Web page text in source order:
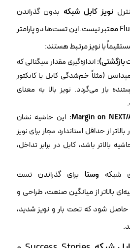
نویز کابل شبکه بدون گذراندن
موفقیت‌آمیز تست‌های Fluke معتبر نیست. این تست‌ها دو پارامتر
با نویز مرتبط هستند:
اندازه‌گیری مقدار سیگنالی که
(مثلاً خم‌شدگی کابل یا کانکتور
باز می‌گردد. نویز بالا به معنای
Margin on این حاشیه نشان
از حداقل استاندارد مجاز برای نویز
بالاتر باشد، کابل در برابر تداخل،
شبکه وستا برای گذراندن تست
بالاتر از میانگین صنعت، طراحی و
حاصل شود که تحت بار و نویز شدید،